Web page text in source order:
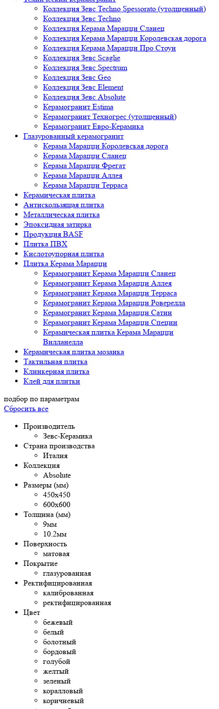
Коллекция Зевс Techno Spessorato (утолщенный)
Коллекция Зевс Techno
Коллекция Керама Марацци Сланец
Коллекция Керама Марацци Королевская дорога
Коллекция Керама Марацци Про Стоун
Коллекция Зевс Scaglie
Коллекция Зевс Spectrum
Коллекция Зевс Geo
Коллекция Зевс Element
Коллекция Зевс Absolute
Керамогранит Estima
Керамогранит Техногрес (утолщенный)
Керамогранит Евро-Керамика
Глазурованный керамогранит
Керама Марацци Королевская дорога
Керама Марацци Сланец
Керама Марацци Фрегат
Керама Марацци Аллея
Керама Марацци Терраса
Керамическая плитка
Антискользящая плитка
Металлическая плитка
Эпоксидная затирка
Продукция BASF
Плитка ПВХ
Кислотоупорная плитка
Плитка Керама Марацци
Керамогранит Керама Марацци Сланец
Керамогранит Керама Марацци Аллея
Керамогранит Керама Марацци Терраса
Керамогранит Керама Марацци Роверелла
Керамогранит Керама Марацци Сатин
Керамогранит Керама Марацци Специи
Керамическая плитка Керама Марацци
Вилланелла
Керамическая плитка мозаика
Тактильная плитка
Клинкерная плитка
Клей для плитки
подбор по параметрам
Сбросить все
Производитель
Зевс-Керамика
Страна производства
Италия
Коллекция
Absolute
Размеры (мм)
450х450
600х600
Толщина (мм)
9мм
10.2мм
Поверхность
матовая
Покрытие
глазурованная
Ректифицированная
калиброванная
ректифицированная
Цвет
бежевый
белый
болотный
бордовый
голубой
желтый
зеленый
коралловый
коричневый